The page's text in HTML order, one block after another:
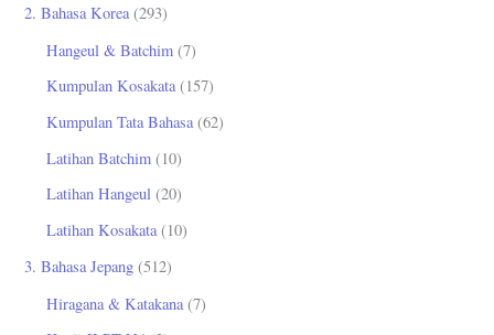
2. Bahasa Korea (293)
Hangeul & Batchim (7)
Kumpulan Kosakata(157)
Kumpulan Tata Bahasa(62)
Latihan Batchim (10)
Latihan Hangeul (20)
Latihan Kosakata(10)
3. Bahasa Jepang (512)
Hiragana & Katakana (7)